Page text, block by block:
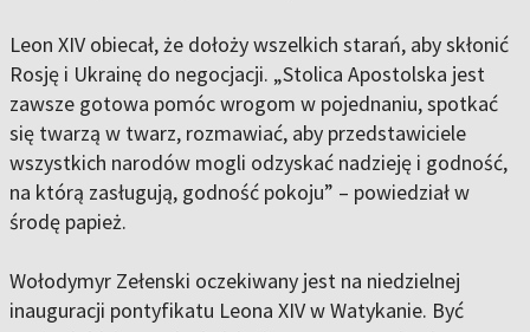
Leon XIV obiecał, że dołoży wszelkich starań, aby skłonić
Rosję i Ukrainę do negocjacji. „Stolica Apostolska jest
zawsze gotowa pomóc wrogom w pojednaniu, spotkać
się twarzą w twarz, rozmawiać, aby przedstawiciele
wszystkich narodów mogli odzyskać nadzieję i godność,
na którą zasługują, godność pokoju” – powiedział w
środę papież.
Wołodymyr Zełenski oczekiwany jest na niedzielnej
inauguracji pontyfikatu Leona XIV w Watykanie. Być